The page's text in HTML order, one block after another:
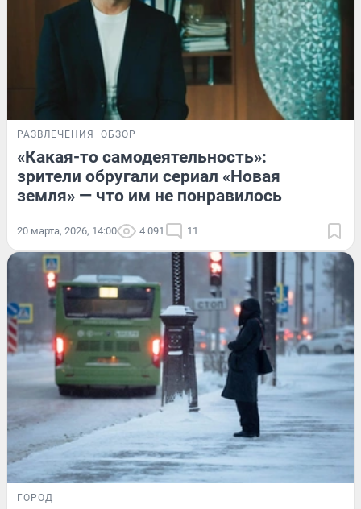
РАЗВЛЕЧЕНИЯ ОБЗОР
«Какая-то самодеятельность»:
зрители обругали сериал «Новая
земля» — что им не понравилось
20 марта, 2026, 14:00 4 091 11
ГОРОД